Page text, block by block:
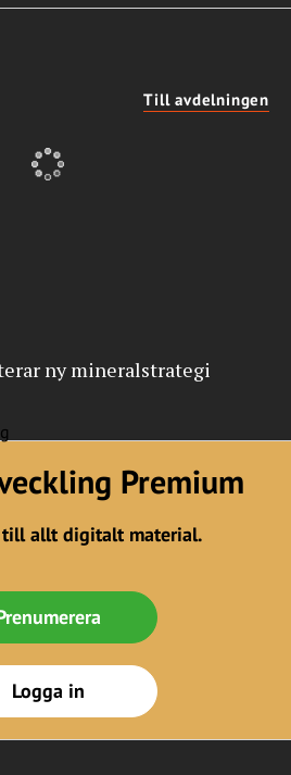
Till avdelningen
ny mineralstrategi
Premium
allt digitalt material.
Logga in